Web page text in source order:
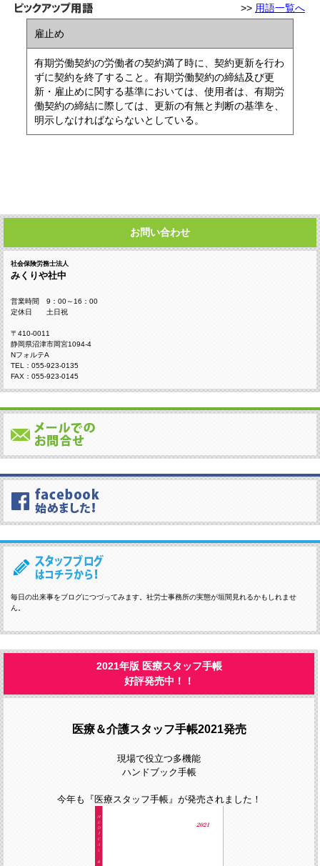
>> 用語一覧へ
雇止め
有期労働契約の労働者の契約満了時に、契約更新を行わ
ずに契約を終了すること。有期労働契約の締結及び更
新・雇止めに関する基準においては、使用者は、有期労
働契約の締結に際しては、更新の有無と判断の基準を、
明示しなければならないとしている。
お問い合わせ
社会保険労務士法人
みくりや社中
営業時間 9：00～16：00
定休日 土日祝
〒410-0011
静岡県沼津市岡宮1094-4
NフォルテA
TEL：055-923-0135
FAX：055-923-0145
毎日の出来事をブログにつづってみます。社労士事務所の実態が垣間見れるかもしれませ
ん。
2021年版 医療スタッフ手帳
好評発売中！！
医療＆介護スタッフ手帳2021発売
現場で役立つ多機能
ハンドブック手帳
今年も『医療スタッフ手帳』が発売されました！